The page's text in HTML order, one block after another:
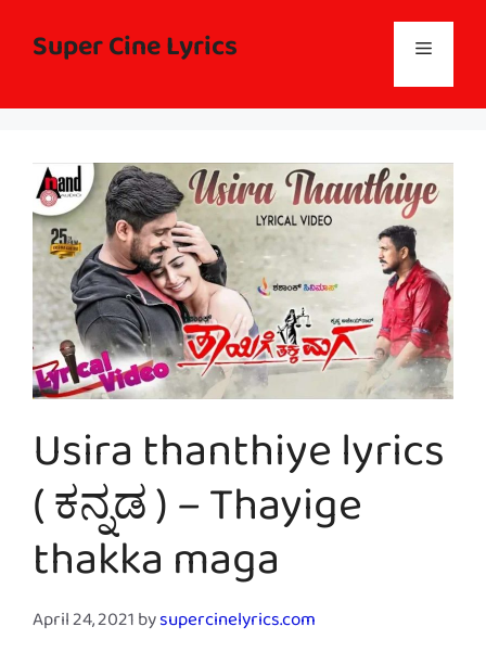
contentSuper Cine Lyrics Menu
Usira thanthiye lyrics
( ಕನ್ನಡ ) – Thayige
thakka maga
April 24, 2021bysupercinelyrics.com